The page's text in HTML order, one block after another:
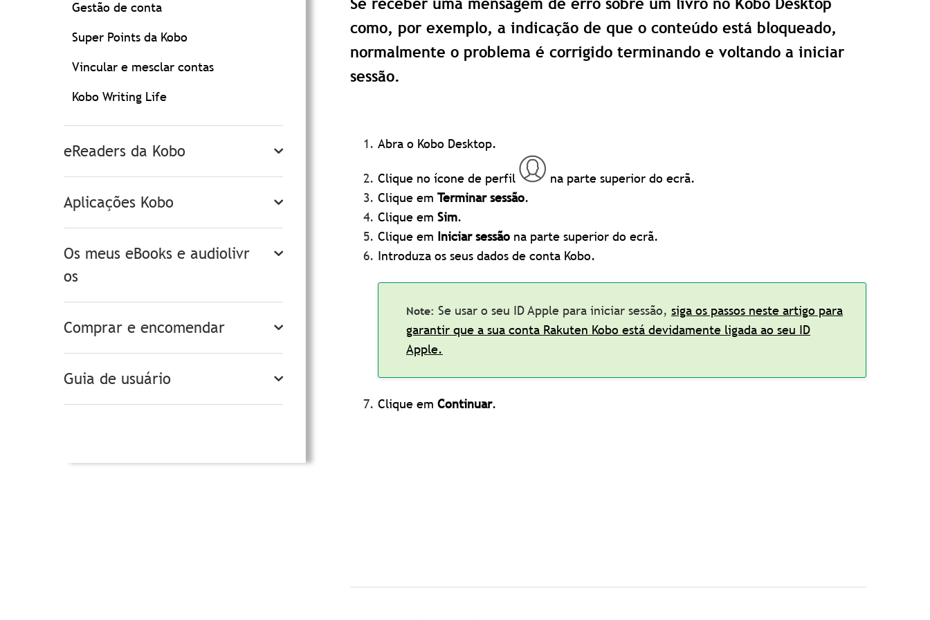
Gestão de conta
Super Points da Kobo
Vincular e mesclar contas
Kobo Writing Life
eReaders da Kobo
Aplicações Kobo
Os meus eBooks e audiolivr
os
Comprar e encomendar
Guia de usuário
Se receber uma mensagem de erro sobre um livro no Kobo Desktop
como, por exemplo, a indicação de que o conteúdo está bloqueado,
normalmente o problema é corrigido terminando e voltando a iniciar
sessão.
Abra o Kobo Desktop.
Clique no ícone de perfil
na parte superior do ecrã.
Clique em Terminar sessão.
Clique em Sim.
Clique em Iniciar sessão na parte superior do ecrã.
Introduza os seus dados de conta Kobo.
Se usar o seu ID Apple para iniciar sessão, siga os passos neste artigo para
garantir que a sua conta Rakuten Kobo está devidamente ligada ao seu ID
Apple.
Clique em Continuar.